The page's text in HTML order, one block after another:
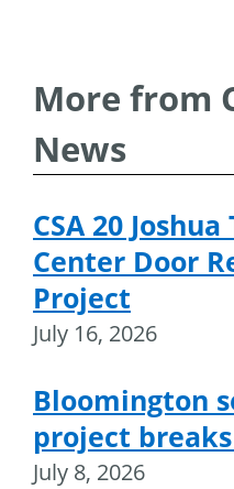
More from
News
CSA 20
Center Door
Project
July 16, 2026
Bloomington
project
July 8, 2026